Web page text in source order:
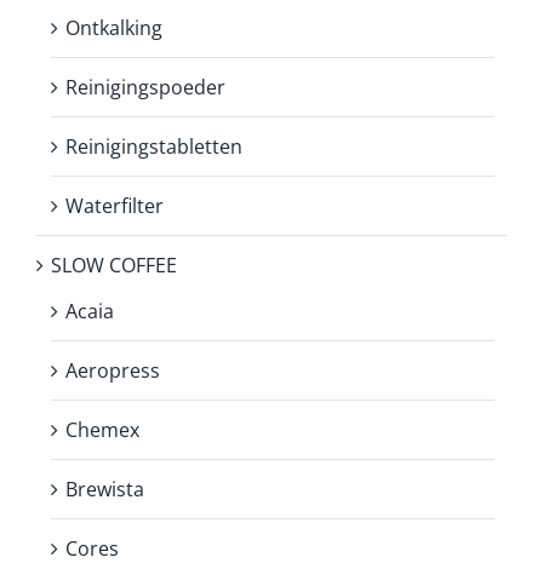
Ontkalking
Reinigingspoeder
Reinigingstabletten
Waterfilter
SLOW COFFEE
Acaia
Aeropress
Chemex
Brewista
Cores